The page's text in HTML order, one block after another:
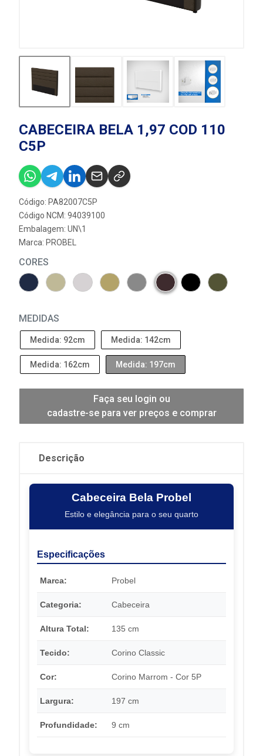
CABECEIRA BELA 1,97 COD 110
C5P
Código: PA82007C5P
Código NCM: 94039100
Embalagem: UN\1
Marca: PROBEL
CORES
MEDIDAS
Medida: 92cm Medida: 142cm
Medida: 162cm Medida: 197cm
Faça seu login ou
cadastre-se para ver preços e comprar
Descrição
Cabeceira Bela Probel
Estilo e elegância para o seu quarto
Especificações
Marca: Probel
Categoria: Cabeceira
Altura Total: 135 cm
Tecido: Corino Classic
Cor: Corino Marrom - Cor 5P
Largura: 197 cm
Profundidade: 9 cm